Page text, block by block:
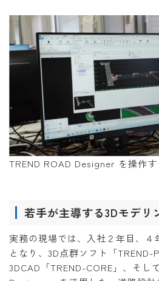
TREND ROAD Designer を操作
若手が主導する3Dモデリ
実務の現場では、入社２年目、４
となり、3D点群ソフト「TREND-
3DCAD「TREND-CORE」、そし